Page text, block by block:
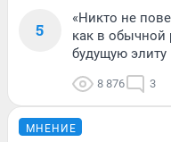
5
«Никто не
как в обычной
будущую
8 876 3
МНЕНИЕ